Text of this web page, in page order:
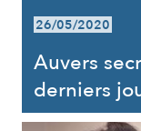
26/05/2020
Auvers
derniers